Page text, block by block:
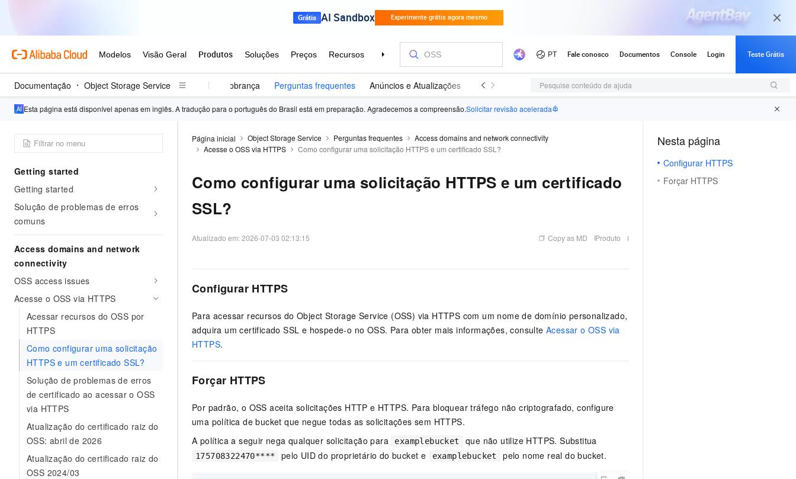
Documentação Object Storage Service
Guia do Usuário Referência do Desenvolvedor Cobrança Perguntas frequentes Anúncios e Atualizações Pesquise conteúdo de ajuda
Esta página está disponível apenas em inglês. A tradução para o português do Brasil está em preparação. Agradecemos a compreensão.Solicitar revisão acelerada
Getting started
Getting started
Solução de problemas de erros
comuns
Access domains and network
connectivity
OSS access issues
Acesse o OSS via HTTPS
Acessar recursos do OSS por
HTTPS
Como configurar uma solicitação
HTTPS e um certificado SSL?
Solução de problemas de erros
de certificado ao acessar o OSS
via HTTPS
Atualização do certificado raiz do
OSS: abril de 2026
Atualização do certificado raiz do
OSS 2024/03
Página inicial Object Storage Service Perguntas frequentes
Access domains and network connectivity
Acesse o OSS via HTTPS
Como configurar uma solicitação HTTPS e um certificado SSL?
Como configurar uma solicitação HTTPS e um certificado
SSL?
Atualizado em:2026-07-03 02:13:15 Copy as MD Produto
Configurar HTTPS
Para acessar recursos do Object Storage Service (OSS) via HTTPS com um nome de domínio personalizado,
adquira um certificado SSL e hospede-o no OSS. Para obter mais informações, consulteAcessar o OSS via
HTTPS.
Forçar HTTPS
Por padrão, o OSS aceita solicitações HTTP e HTTPS. Para bloquear tráfego não criptografado, configure
uma política de bucket que negue todas as solicitações sem HTTPS.
A política a seguir nega qualquer solicitação para
examplebucket que não utilize HTTPS. Substitua
175708322470**** pelo UID do proprietário do bucket e examplebucket pelo nome real do bucket.
Nesta página
Configurar HTTPS
Forçar HTTPS